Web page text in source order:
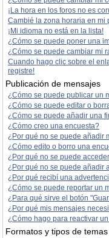
¡La hora en los foros no es
Cambié la zona horaria en mi
¡Mi idioma no está en la lista!
¿Cómo se puede poner una
¿Cómo se puede cambiar mi
Cuando hago clic sobre el
registre!
Publicación de mensajes
¿Cómo se puede publicar un
¿Cómo se puede editar o
¿Cómo se puede añadir una
¿Cómo creo una encuesta?
¿Por qué no se puede añadir
¿Cómo edito o borro una
¿Por qué no se puede
¿Por qué no se puede añadir
¿Por qué recibí una
¿Cómo se puede reportar un
¿Para qué sirve el botón
¿Por qué mis mensajes
¿Cómo hago para reactivar
Formatos y tipos de temas